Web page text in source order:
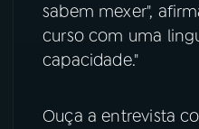
sabem mexer",
curso com uma
capacidade."
Ouça a entrevista